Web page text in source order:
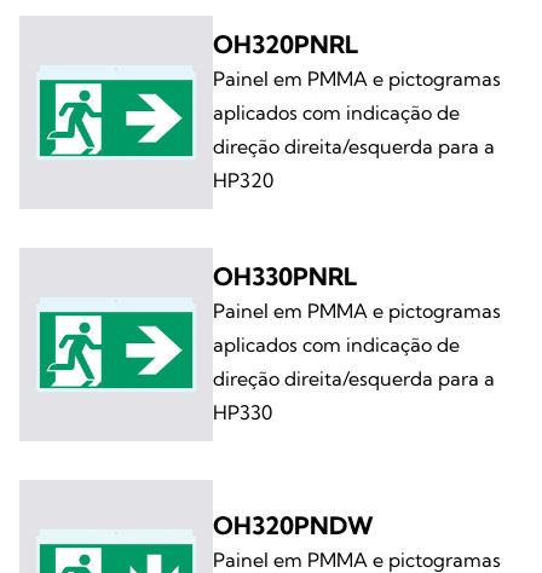
OH320PNRL
Painel em PMMA e pictogramas
aplicados com indicação de
direção direita/esquerda para a
HP320
OH330PNRL
Painel em PMMA e pictogramas
aplicados com indicação de
direção direita/esquerda para a
HP330
OH320PNDW
Painel em PMMA e pictogramas